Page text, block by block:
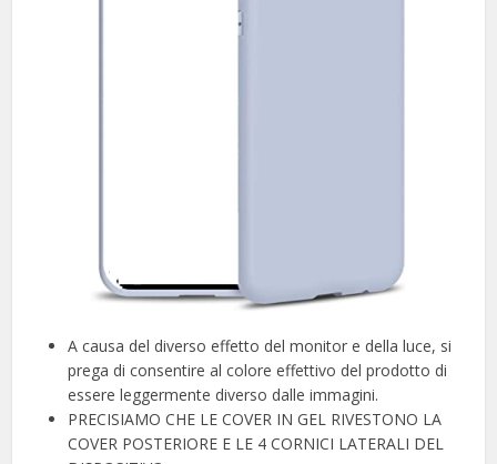
A causa del diverso effetto del monitor e della luce, si
prega di consentire al colore effettivo del prodotto di
essere leggermente diverso dalle immagini.
PRECISIAMO CHE LE COVER IN GEL RIVESTONO LA
COVER POSTERIORE E LE 4 CORNICI LATERALI DEL